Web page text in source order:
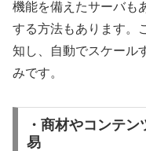
機能を備えたサーバも
する方法もあります。
知し、自動でスケール
みです。
・商材やコンテ
易